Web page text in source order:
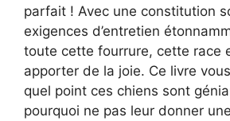
parfait ! Avec une constitution
exigences d’entretien
toute cette fourrure, cette race
apporter de la joie. Ce livre
quel point ces chiens sont
pourquoi ne pas leur donner